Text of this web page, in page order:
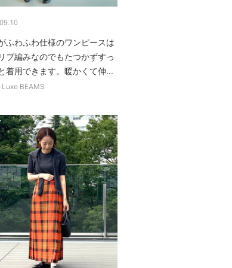
ふわふわ仕様のワンピースは
ブ編みなのでもたつかずすっ
着用できます。暖かくて伸...
BEAMS